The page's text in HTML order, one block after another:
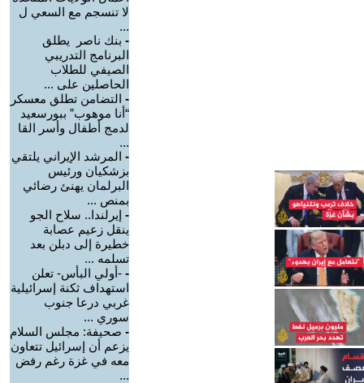
لا تنسجم مع السعي ل
...
- بنك ناصر يطلق
البرنامج التدريبي
الصيفي للطلاب
الحاصلين على ...
- التضامن تطلق معسكر
“أنا موهوب” ببورسعيد
لدمج أطفال وأسر القا
...
- المرشد الإيراني يلتقي
بزشكيان ورئيس
البرلمان يهنئ رضائي
بمنص ...
- إيرلندا.. سلاح الجو
ينقل زعيم عصابة
خطيرة إلى دبلن بعد
تسلمه ...
- -أولي البأس- تعلن
استهداف ثكنة إسرائيلية
غربي درعا جنوب
سوري ...
- صحيفة: مجلس السلام
يزعم أن إسرائيل تتعاون
معه في غزة رغم رفض
...